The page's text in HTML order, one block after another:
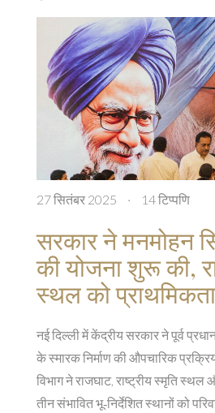
27 सितंबर 2025 · 14 टिप्पणि
सरकार ने मनमोहन
की योजना शुरू की,
स्थल को
नई दिल्ली में केंद्रीय सरकार ने पूर्व
के स्मारक निर्माण की औपचारिक
विभाग ने राजघाट, राष्ट्रीय स्मृति
तीन संभावित भू‑निर्देशित स्थानों को